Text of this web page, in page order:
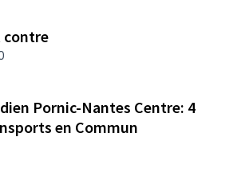
contre
Pornic-Nantes Centre: 4
en Commun